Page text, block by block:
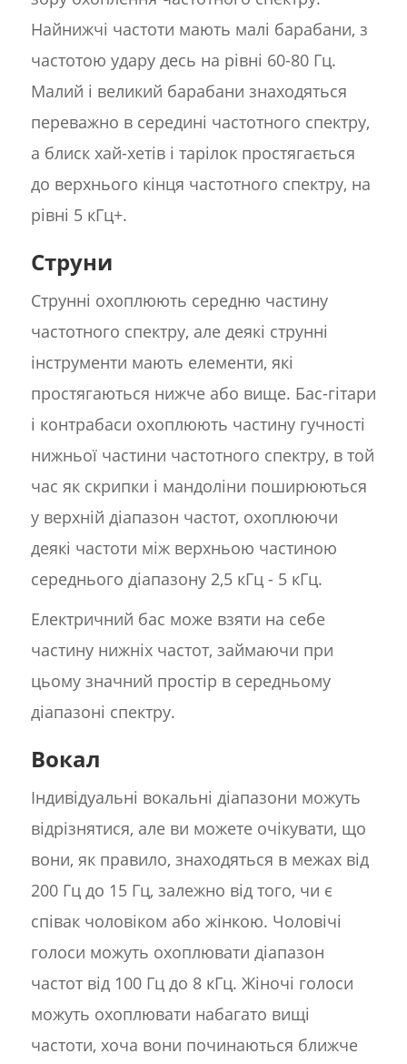
Найнижчі частоти мають малі барабани, з
частотою удару десь на рівні 60-80 Гц.
Малий і великий барабани знаходяться
переважно в середині частотного спектру,
а блиск хай-хетів і тарілок простягається
до верхнього кінця частотного спектру, на
рівні 5 кГц+.
Струни
Струнні охоплюють середню частину
частотного спектру, але деякі струнні
інструменти мають елементи, які
простягаються нижче або вище. Бас-гітари
і контрабаси охоплюють частину гучності
нижньої частини частотного спектру, в той
час як скрипки і мандоліни поширюються
у верхній діапазон частот, охоплюючи
деякі частоти між верхньою частиною
середнього діапазону 2,5 кГц - 5 кГц.
Електричний бас може взяти на себе
частину нижніх частот, займаючи при
цьому значний простір в середньому
діапазоні спектру.
Вокал
Індивідуальні вокальні діапазони можуть
відрізнятися, але ви можете очікувати, що
вони, як правило, знаходяться в межах від
200 Гц до 15 Гц, залежно від того, чи є
співак чоловіком або жінкою. Чоловічі
голоси можуть охоплювати діапазон
частот від 100 Гц до 8 кГц. Жіночі голоси
можуть охоплювати набагато вищі
частоти, хоча вони починаються ближче